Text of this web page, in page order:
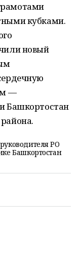
кубками.
новый
—
Башкортостан
РО
Башкортостан